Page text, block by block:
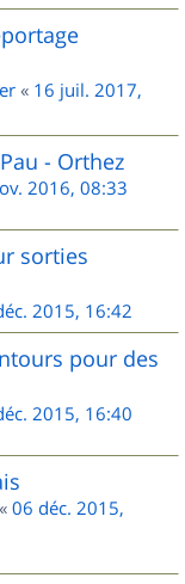
« 16 juil. 2017,
- Orthez
2016, 08:33
sorties
2015, 16:42
pour des
2015, 16:40
« 06 déc. 2015,